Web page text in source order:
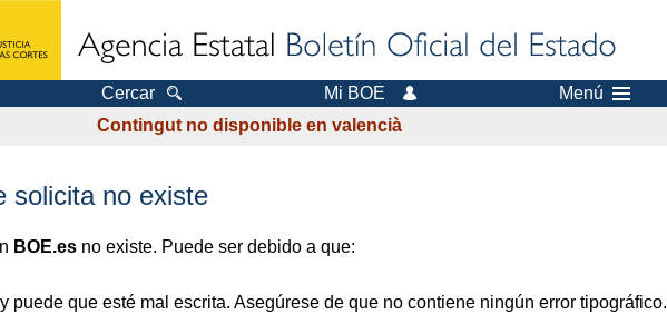
Cercar Mi BOE
Menú
Contingut no disponible en valencià
solicita no existe
BOE.es no existe. Puede ser debido a que:
puede que esté mal escrita. Asegúrese de que no contiene ningún error tipográfico.